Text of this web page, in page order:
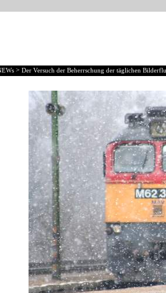
> Der Versuch der Beherrschung der täglichen